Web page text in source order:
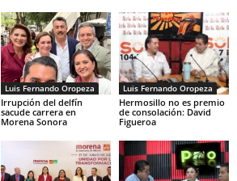
Luis Fernando Oropeza
Irrupción del delfín
sacude carrera en
Morena Sonora
Luis Fernando Oropeza
Hermosillo no es premio
de consolación: David
Figueroa